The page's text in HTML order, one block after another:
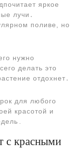
яркое
лучи․
поливе, но
нужно
делать это
отдохнет․
для любого
красотой и
с красными